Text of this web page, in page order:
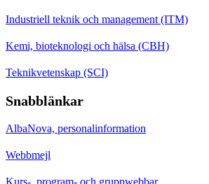
Industriell teknik och management (ITM)
Kemi, bioteknologi och hälsa (CBH)
Teknikvetenskap (SCI)
Snabblänkar
AlbaNova, personalinformation
Webbmejl
Kurs-, program- och gruppwebbar